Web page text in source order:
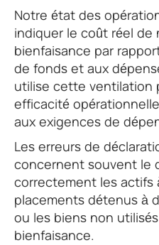
Notre état des
indiquer le coût réel de
bienfaisance par
de fonds et aux
utilise cette ventilation
efficacité
aux exigences de
Les erreurs de
concernent souvent le
correctement les actifs
placements détenus à
ou les biens non
bienfaisance.